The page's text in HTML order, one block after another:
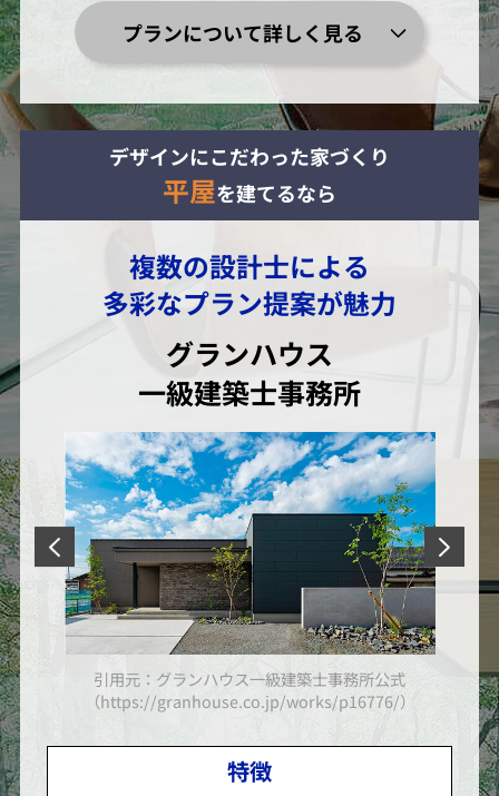
プランについて詳しく見る
デザインにこだわった家づくり
平屋を建てるなら
複数の設計士による
多彩なプラン提案が魅力
グランハウス
一級建築士事務所
引用元：グランハウス一級建築士事務所公式
（https://granhouse.co.jp/works/p16776/）
特徴